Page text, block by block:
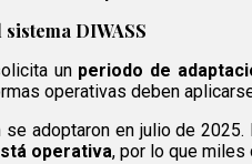
DIWASS
un periodo de
operativas deben
se adoptaron en julio de
operativa, por lo que miles